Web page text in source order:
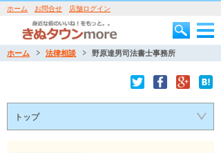
ホーム お問合せ 店舗ログイン
ホーム 法律相談 野原達男司法書士事務所
トップ